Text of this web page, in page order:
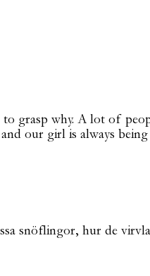
grasp why. A lot of
our girl is always
snöflingor, hur de